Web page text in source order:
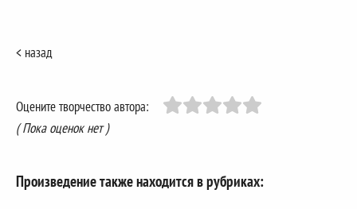
< назад
Оцените творчество автора:
( Пока оценок нет )
Произведение также находится в рубриках: